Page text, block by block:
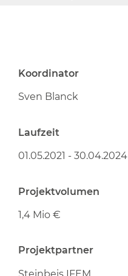
Koordinator
Sven Blanck
Laufzeit
01.05.2021 - 30.04.2024
Projektvolumen
1,4 Mio €
Projektpartner